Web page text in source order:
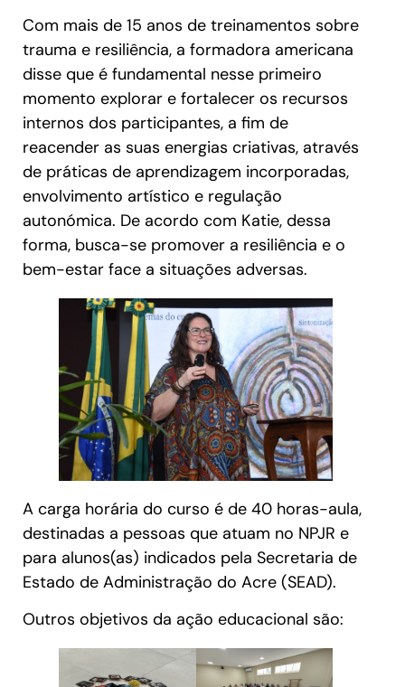
Com mais de 15 anos de treinamentos sobre
trauma e resiliência, a formadora americana
disse que é fundamental nesse primeiro
momento explorar e fortalecer os recursos
internos dos participantes, a fim de
reacender as suas energias criativas, através
de práticas de aprendizagem incorporadas,
envolvimento artístico e regulação
autonómica. De acordo com Katie, dessa
forma, busca-se promover a resiliência e o
bem-estar face a situações adversas.
A carga horária do curso é de 40 horas-aula,
destinadas a pessoas que atuam no NPJR e
para alunos(as) indicados pela Secretaria de
Estado de Administração do Acre (SEAD).
Outros objetivos da ação educacional são: